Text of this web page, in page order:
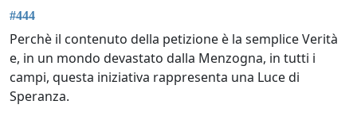
#444
Perchè il contenuto della petizione è la semplice Verità
e, in un mondo devastato dalla Menzogna, in tutti i
campi, questa iniziativa rappresenta una Luce di
Speranza.